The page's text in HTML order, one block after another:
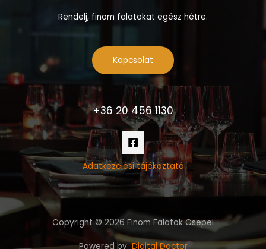
Rendelj, finom falatokat egész hétre.
Kapcsolat
+36 20 456 1130
Adatkezelési tájékoztató
Copyright © 2026 Finom Falatok Csepel
Powered byDigital Doctor